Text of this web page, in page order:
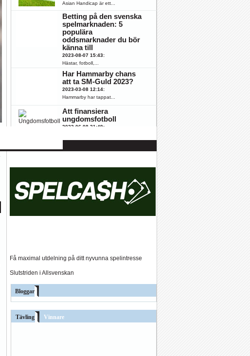
Asian Handicap är ett...
Betting på den svenska
spelmarknaden: 5
populära
oddsmarknader du bör
känna till
2023-08-07 15:43:
Hästar, fotboll,...
Har Hammarby chans
att ta SM-Guld 2023?
2023-03-08 12:14:
Hammarby har tappat...
Att finansiera
ungdomsfotboll
2022-06-08 21:49:
Få maximal utdelning på ditt nyvunna spelintresse
Slutstriden i Allsvenskan
Bloggar
Tävling Vinnare